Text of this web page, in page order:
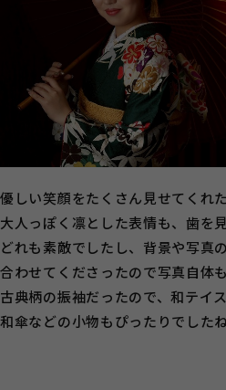
優しい笑顔をたくさん見せてくれ
大人っぽく凛とした表情も、歯を
どれも素敵でしたし、背景や写真
合わせてくださったので写真自体
古典柄の振袖だったので、和テイ
和傘などの小物もぴったりでした